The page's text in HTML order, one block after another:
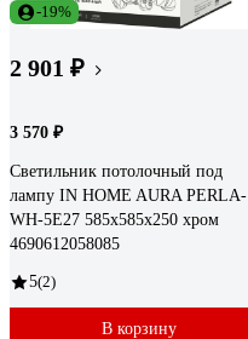
-19%
2 901 ₽
3 570 ₽
Светильник потолочный под
лампу IN HOME AURA PERLA-
WH-5E27 585x585x250 хром
4690612058085
5(2)
В корзину